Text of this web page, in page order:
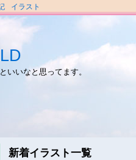
イラスト
いいなと思ってます。
新着イラスト一覧